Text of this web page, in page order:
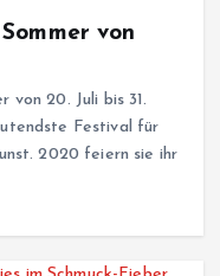
von
von 20. Juli bis 31.
Festival für
2020 feiern sie ihr